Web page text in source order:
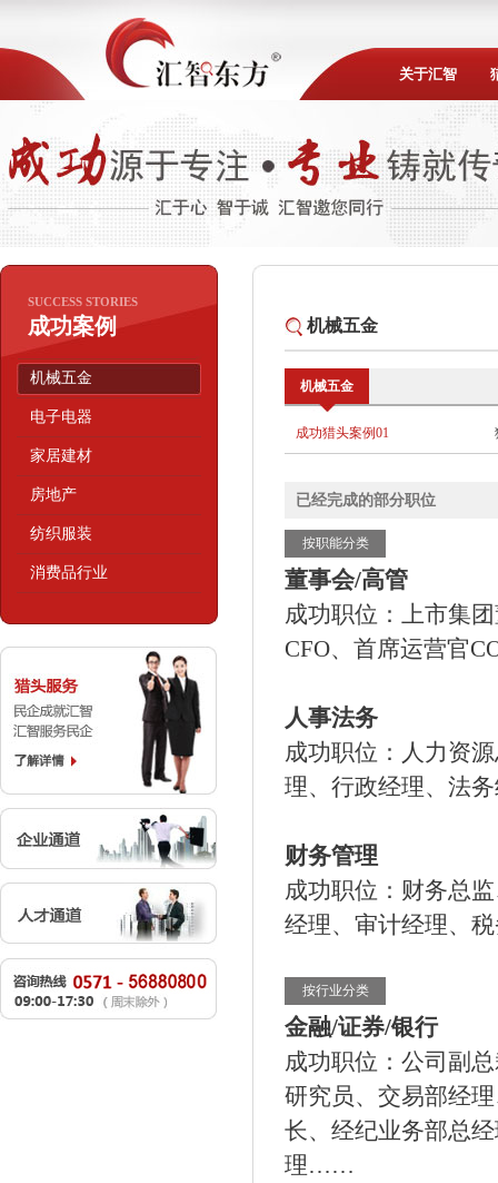
关于汇智
SUCCESS STORIES
成功案例
机械五金
电子电器
家居建材
房地产
纺织服装
消费品行业
机械五金
机械五金
成功猎头案例01
已经完成的部分职位
按职能分类
董事会/高管
成功职位：上市集
CFO、首席运营官
人事法务
成功职位：人力资
理、行政经理、法
财务管理
成功职位：财务总
经理、审计经理、
按行业分类
金融/证券/银行
成功职位：公司副
研究员、交易部经
长、经纪业务部总
理……